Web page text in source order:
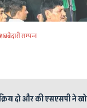
सम्पन्न
दो और की एसएसपी ने